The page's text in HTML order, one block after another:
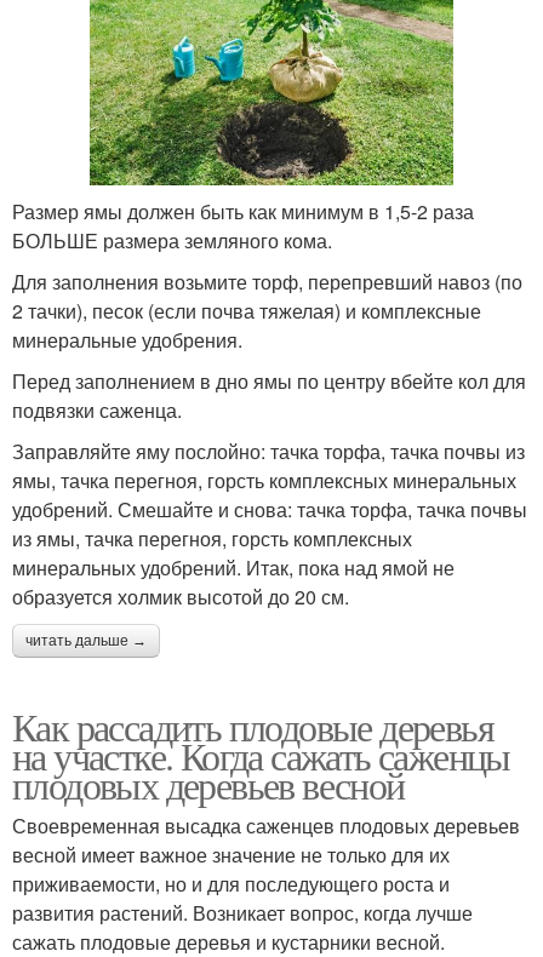
Размер ямы должен быть как минимум в 1,5-2 раза
БОЛЬШЕ размера земляного кома.
Для заполнения возьмите торф, перепревший навоз (по
2 тачки), песок (если почва тяжелая) и комплексные
минеральные удобрения.
Перед заполнением в дно ямы по центру вбейте кол для
подвязки саженца.
Заправляйте яму послойно: тачка торфа, тачка почвы из
ямы, тачка перегноя, горсть комплексных минеральных
удобрений. Смешайте и снова: тачка торфа, тачка почвы
из ямы, тачка перегноя, горсть комплексных
минеральных удобрений. Итак, пока над ямой не
образуется холмик высотой до 20 см.
читать дальше →
Как рассадить плодовые деревья
на участке. Когда сажать саженцы
плодовых деревьев весной
Своевременная высадка саженцев плодовых деревьев
весной имеет важное значение не только для их
приживаемости, но и для последующего роста и
развития растений. Возникает вопрос, когда лучше
сажать плодовые деревья и кустарники весной.